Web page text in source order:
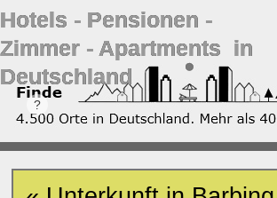
Hotels ‐ Pensionen ‐
Zimmer ‐ Apartments in
Deutschland